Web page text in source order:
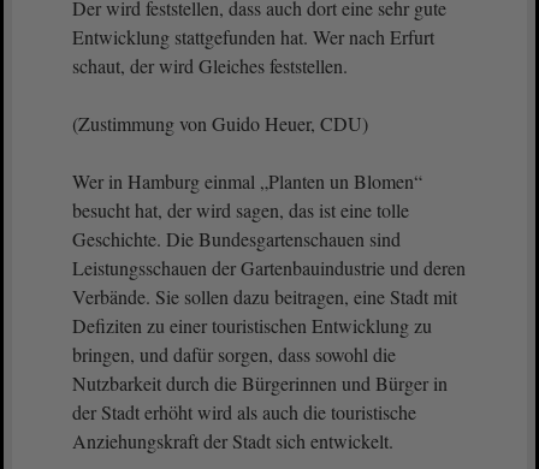
Der wird feststellen, dass auch dort eine sehr gute
Entwicklung stattgefunden hat. Wer nach Erfurt
schaut, der wird Gleiches feststellen.
(Zustimmung von Guido Heuer, CDU)
Wer in Hamburg einmal „Planten un Blomen“
besucht hat, der wird sagen, das ist eine tolle
Geschichte. Die Bundesgartenschauen sind
Leistungsschauen der Gartenbauindustrie und deren
Verbände. Sie sollen dazu beitragen, eine Stadt mit
Defiziten zu einer touristischen Entwicklung zu
bringen, und dafür sorgen, dass sowohl die
Nutzbarkeit durch die Bürgerinnen und Bürger in
der Stadt erhöht wird als auch die touristische
Anziehungskraft der Stadt sich entwickelt.